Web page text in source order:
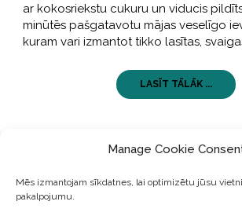
Manage Cookie
Mēs izmantojam sīkdatnes, lai optimizētu jūsu
pakalpojumu.
ar kokosriekstu cukuru un viducis
minūtēs pašgatavotu mājas veselīgo
kuram vari izmantot tikko lasītas,
LASĪT TĀLĀK ...